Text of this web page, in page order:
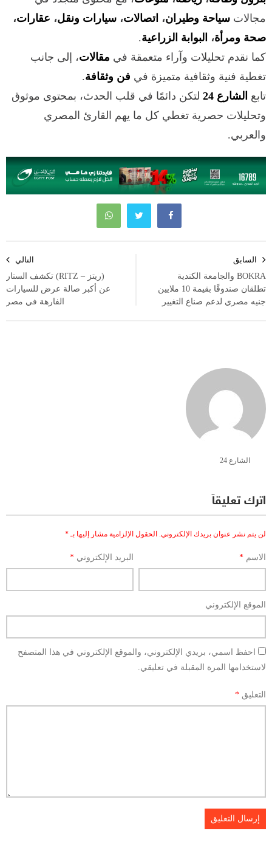
مجالات سياحة وطيران، اتصالات، سيارات ونقل، عقارات،
صحة ومرأة، البوابة الزراعية.
كما نقدم تحليلات وآراء متعمقة في مقالات، إلى جانب
تغطية فنية وثقافية متميزة في فن وثقافة.
تابع الشارع 24
لتكن دائمًا في قلب الحدث، بمحتوى موثوق
وتحليلات حصرية تغطي كل ما يهم القارئ المصري
والعربي.
المقالات
السابق
BOKRA والجامعة الكندية
تطلقان صندوقًا بقيمة 10 ملايين
جنيه مصري لدعم صناع التغيير
التالي
(ريتز – RITZ) تكشف الستار
عن أكبر صالة عرض للسيارات
الفارهة في مصر
الشارع 24
اترك تعليقاً
لن يتم نشر عنوان بريدك الإلكتروني. الحقول الإلزامية مشار إليها بـ *
الاسم * البريد الإلكتروني*
الموقع الإلكتروني
احفظ اسمي، بريدي الإلكتروني، والموقع الإلكتروني في هذا المتصفح
لاستخدامها المرة المقبلة في تعليقي.
التعليق *